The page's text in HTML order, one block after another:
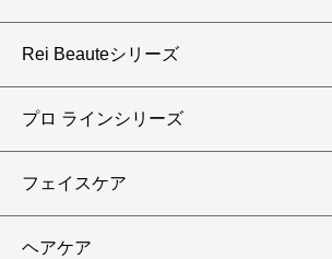
Rei Beauteシリーズ
プロ ラインシリーズ
フェイスケア
ヘアケア